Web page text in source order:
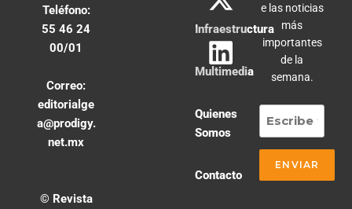
Teléfono:
55 46 24
00/01
Correo:
editorialge
a@prodigy.
net.mx
© Revista
Infraestructura
Multimedia
Quienes
Somos
Contacto
e las noticias
más
importantes
de la
semana.